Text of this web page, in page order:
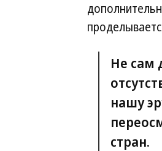
Не сам
нашу
стран.